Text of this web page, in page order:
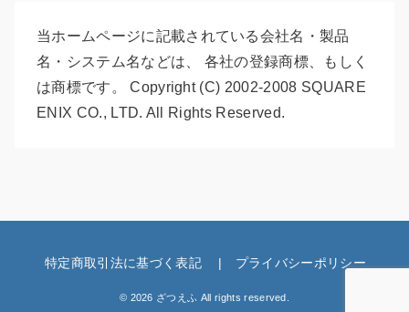
当ホームページに記載されている会社名・製品
名・システム名などは、 各社の登録商標、もしく
は商標です。 Copyright (C) 2002-2008 SQUARE
ENIX CO., LTD. All Rights Reserved.
特定商取引法に基づく表記 プライバシーポリシー
© 2026 ざつえふ All rights reserved.